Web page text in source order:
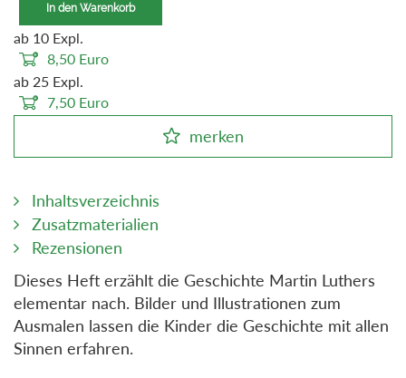
In den Warenkorb
ab 10 Expl.
8,50 Euro
ab 25 Expl.
7,50 Euro
merken
Inhaltsverzeichnis
Zusatzmaterialien
Rezensionen
Dieses Heft erzählt die Geschichte Martin Luthers
elementar nach. Bilder und Illustrationen zum
Ausmalen lassen die Kinder die Geschichte mit allen
Sinnen erfahren.